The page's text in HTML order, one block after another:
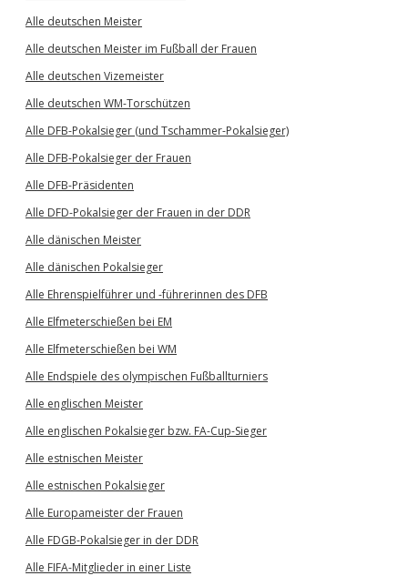
Alle deutschen Meister
Alle deutschen Meister im Fußball der Frauen
Alle deutschen Vizemeister
Alle deutschen WM-Torschützen
Alle DFB-Pokalsieger (und Tschammer-Pokalsieger)
Alle DFB-Pokalsieger der Frauen
Alle DFB-Präsidenten
Alle DFD-Pokalsieger der Frauen in der DDR
Alle dänischen Meister
Alle dänischen Pokalsieger
Alle Ehrenspielführer und -führerinnen des DFB
Alle Elfmeterschießen bei EM
Alle Elfmeterschießen bei WM
Alle Endspiele des olympischen Fußballturniers
Alle englischen Meister
Alle englischen Pokalsieger bzw. FA-Cup-Sieger
Alle estnischen Meister
Alle estnischen Pokalsieger
Alle Europameister der Frauen
Alle FDGB-Pokalsieger in der DDR
Alle FIFA-Mitglieder in einer Liste